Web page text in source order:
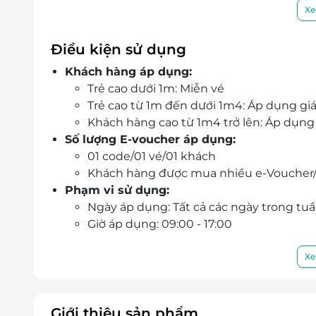
Tiết kiệm thời gian chờ đợi, dễ dàng vào
Lưu ý quan trọng: Vé chỉ áp dụng cho khu
Công viên Khô.
Đặt vé nhanh chóng, giá tốt và nhiều ưu đãi
Điều kiện sử dụng
Khách hàng áp dụng:
Trẻ cao dưới 1m: Miễn vé
Trẻ cao từ 1m đến dưới 1m4: Áp dụng
Khách hàng cao từ 1m4 trở lên: Áp
Số lượng E-voucher áp dụng:
01 code/01 vé/01 khách
Khách hàng được mua nhiều e-
Phạm vi sử dụng:
Ngày áp dụng: Tất cả các ngày trong
Giờ áp dụng: 09:00 - 17:00
Hồ Chí Minh